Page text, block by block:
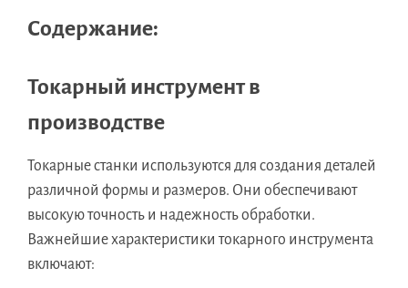
Содержание:
Токарный инструмент в
производстве
Токарные станки используются для создания деталей
различной формы и размеров. Они обеспечивают
высокую точность и надежность обработки.
Важнейшие характеристики токарного инструмента
включают: